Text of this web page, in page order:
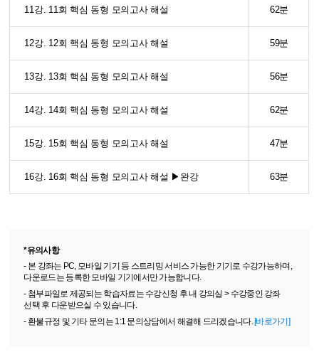
11강. 11회 핵심 동형 모의고사 해설 62분
12강. 12회 핵심 동형 모의고사 해설 59분
13강. 13회 핵심 동형 모의고사 해설 56분
14강. 14회 핵심 동형 모의고사 해설 62분
15강. 15회 핵심 동형 모의고사 해설 47분
16강. 16회 핵심 동형 모의고사 해설 ▶완강 63분
*유의사항
- 본 강좌는 PC, 모바일 기기 등 스트리밍 서비스 가능한 기기로 수강가능하며,
다운로드는 등록한 모바일 기기에서만 가능합니다.
- 첨부파일로 제공되는 학습자료는 수강신청 후 내 강의실 > 수강중인 강좌
선택 후 다운받으실 수 있습니다.
- 환불규정 및 기타 문의는 1:1 문의상담에서 해결해 드리겠습니다.[바로가기]